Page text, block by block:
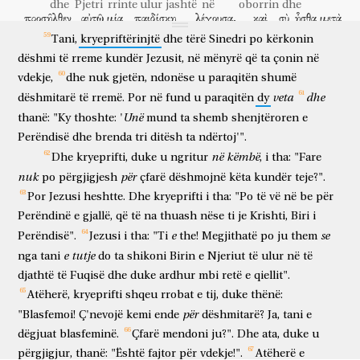
dhe Pjetri rrinte ulur jashtë në oborrin dhe
προσῆλθεν
erdhi pranë
αὐτῷ μία
një
παιδίσκη
shërbëtore
λέγουσα,
duke thënë
καὶ
edhe
σὺ
ti
ἦσθα
ishe
μετὰ
Jezusin
τοῦ Γαλιλαίου.
galileasin
ὁ
ai
δὲ
por
ἠρνήσατο
mohoi
ἔμπροσθεν
përpara
πάντων
të gjithëve
λέγων,
duke thënë
οὐκ οἶδα
di
τί
çfarë
λέγεις. ἐξελθόντα
kur doli
δὲ εἰς τὸν
πυλῶνα,
porta
εἶδεν
pa
αὐτὸν
atë
ἄλλη
tjetër
καὶ
dhe
λέγει
thotë
τοῖς
atyre
ἐκεῖ,
atje
οὗτος
ky
ἦν
ishte
μετὰ
me
Jezusin
τοῦ
nazaretasin dhe përsëri
ἠρνήσατο
mohoi
οἶδα τὸν ἄνθρωπον. μετὰ μικρὸν δὲ προσελθόντες
οἱ
ata
ἑστῶτες
që kishin qëndruar
εἶπον
thanë
τῷ Πέτρῳ,
Pjetrit
ἀληθῶς
vërtet
καὶ
edhe
σὺ
ti
ἐξ
prej
αὐτῶν
atyre
εἶ,
je edhe
γὰρ
sepse
ἡ λαλιά
e folura
σου
jote
δῆλόν
të qartë
σε
ty
ποιεῖ.
bën
τότε
atëherë
ἤρξατο
filloi
καταθεματίζειν
për të mallkuar
καὶ ὀμνύειν,
për të bërë be
ὅτι
se
οὐκ
nuk
οἶδα
njoh
τὸν ἄνθρωπον!
njeriun
καὶ
dhe
εὐθέως
menjëherë
ἀλέκτωρ
gjel
ἐφώνησεν.
këndoi
καὶ
ἐμνήσθη ὁ Πέτρος τοῦ ῥήματος Ἰησοῦ εἰρηκότος,
πρὶν
para
ἀλέκτορα
gjel
φωνῆσαι,
për të kënduar
τρὶς
tri herë
ἀπαρνήσῃ
do të mohosh
με;
mua
καὶ
dhe
ἐξελθὼν ἔξω, ἔκλαυσεν πικρῶς.
rrinte ulur me rojat për të parë fundin.
Tani, kryepriftërinjtë dhe tërë Sinedri po kërkonin
dëshmi të rreme kundër Jezusit, në mënyrë që ta çonin në
vdekje,
dhe nuk gjetën, ndonëse u paraqitën shumë
dëshmitarë të rremë. Por në fund u paraqitën dy veta dhe
thanë: "Ky thoshte: ' Unë mund ta shemb shenjtëroren e
Perëndisë dhe brenda tri ditësh ta ndërtoj'".
Dhe kryeprifti, duke u ngritur në këmbë, i tha: "Fare
nuk po përgjigjesh për çfarë dëshmojnë këta kundër teje?".
Por Jezusi heshtte. Dhe kryeprifti i tha: "Po të vë në be për
Perëndinë e gjallë, që të na thuash nëse ti je Krishti, Biri i
Perëndisë".
Jezusi i tha: "Ti e the! Megjithatë po ju them se
nga tani e tutje do ta shikoni Birin e Njeriut të ulur në të
djathtë të Fuqisë dhe duke ardhur mbi retë e qiellit".
Atëherë, kryeprifti shqeu rrobat e tij, duke thënë:
"Blasfemoi! Ç'nevojë kemi ende për dëshmitarë? Ja, tani e
dëgjuat blasfeminë. Çfarë mendoni ju?". Dhe ata, duke u
përgjigjur, thanë: "Është fajtor për vdekje!". Atëherë e